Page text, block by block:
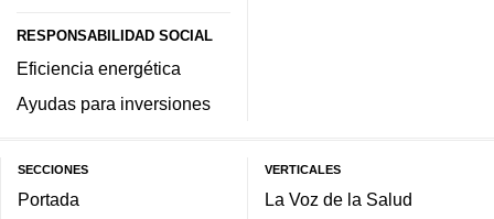
RESPONSABILIDAD SOCIAL
Eficiencia energética
Ayudas para inversiones
SECCIONES
Portada
VERTICALES
La Voz de la Salud